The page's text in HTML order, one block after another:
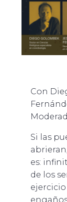
Con
Si las
es:
de los